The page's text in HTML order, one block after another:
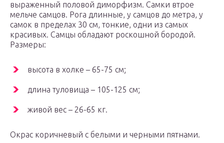
выраженный половой диморфизм. Самки втрое
мельче самцов. Рога длинные, у самцов до метра, у
самок в пределах 30 см, тонкие, одни из самых
красивых. Самцы обладают роскошной бородой.
Размеры:
высота в холке – 65-75 см;
длина туловища – 105-125 см;
живой вес – 26-65 кг.
Окрас коричневый с белыми и черными пятнами.